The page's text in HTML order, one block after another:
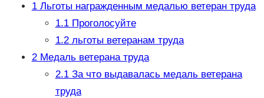
1Льготы награжденным медалью ветеран труда
1.1Проголосуйте
1.2льготы ветеранам труда
2Медаль ветерана труда
2.1За что выдавалась медаль ветерана
труда